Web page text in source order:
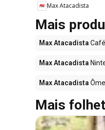
Max Atacadista
Mais
Max Atacadista Café
Max Atacadista
Max Atacadista
Mais